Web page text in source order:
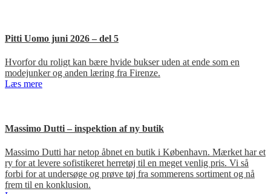
Pitti Uomo juni 2026 – del 5
Hvorfor du roligt kan bære hvide bukser uden at ende som en
modejunker og anden læring fra Firenze.
Læs mere
Massimo Dutti – inspektion af ny butik
Massimo Dutti har netop åbnet en butik i København. Mærket har et
ry for at levere sofistikeret herretøj til en meget venlig pris. Vi så
forbi for at undersøge og prøve tøj fra sommerens sortiment og nå
frem til en konklusion.